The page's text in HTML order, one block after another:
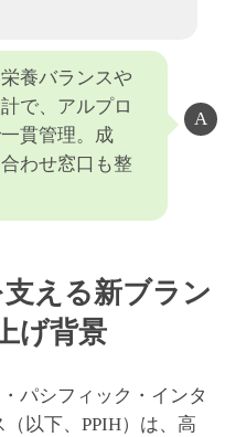
養バランスや
で、アルプロ
貫管理。成
わせ窓口も整
える新ブラン
げ背景
パシフィック・インタ
以下、PPIH）は、高